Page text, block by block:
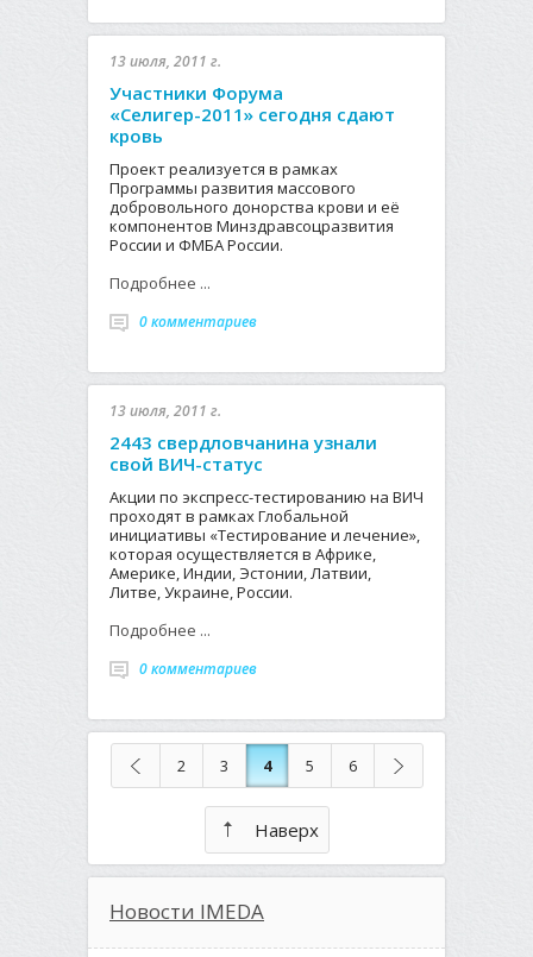
13 июля, 2011 г.
Участники Форума
«Селигер-2011» сегодня сдают
кровь
Проект реализуется в рамках
Программы развития массового
добровольного донорства крови и её
компонентов Минздравсоцразвития
России и ФМБА России.
Подробнее ...
0 комментариев
13 июля, 2011 г.
2443 свердловчанина узнали
свой ВИЧ-статус
Акции по экспресс-тестированию на ВИЧ
проходят в рамках Глобальной
инициативы «Тестирование и лечение»,
которая осуществляется в Африке,
Америке, Индии, Эстонии, Латвии,
Литве, Украине, России.
Подробнее ...
0 комментариев
2 3 4 5 6
Наверх
Новости IMEDA